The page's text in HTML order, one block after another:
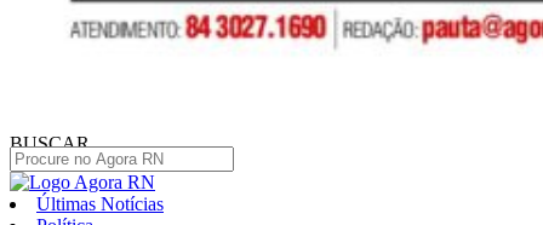
BUSCAR
Últimas Notícias